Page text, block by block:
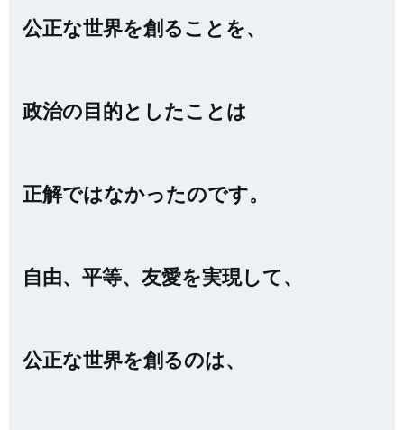
公正な世界を創ることを、
政治の目的としたことは
正解ではなかったのです。
自由、平等、友愛を実現して、
公正な世界を創るのは、